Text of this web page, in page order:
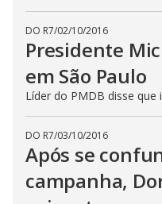
DO R7/02/10/2016
Presidente
em São Paulo
Líder do PMDB disse
DO R7/03/10/2016
Após se
campanha,